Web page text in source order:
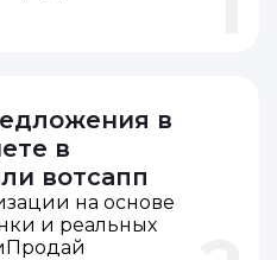
в
в
вотсапп
на основе
и реальных